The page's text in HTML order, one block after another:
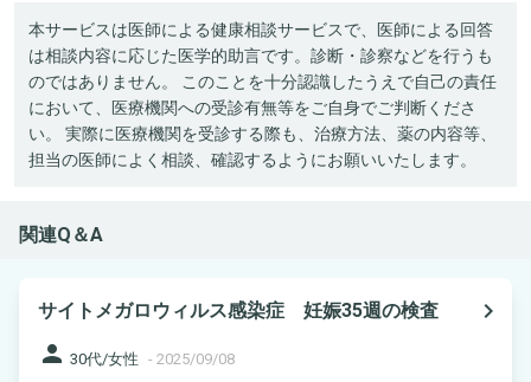
本サービスは医師による健康相談サービスで、医師による回答
は相談内容に応じた医学的助言です。診断・診察などを行うも
のではありません。 このことを十分認識したうえで自己の責任
において、医療機関への受診有無等をご自身でご判断くださ
い。 実際に医療機関を受診する際も、治療方法、薬の内容等、
担当の医師によく相談、確認するようにお願いいたします。
関連Q＆A
サイトメガロウィルス感染症 妊娠35週の検査
navigate_next
person 30代/女性 - 2025/09/08